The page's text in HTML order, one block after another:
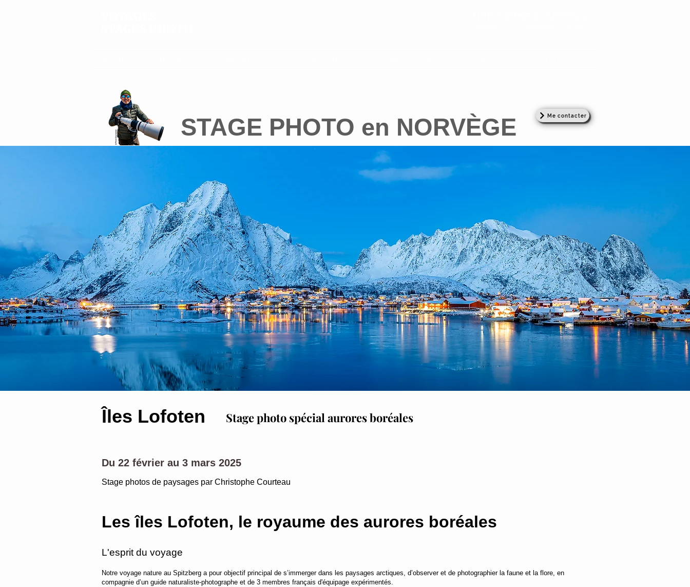
STAGE PHOTO en NORVÈGE
Îles Lofoten Stage photo spécial aurores boréales
Du 22 février au 3 mars 2025
Stage photos de paysages par Christophe Courteau
Les îles Lofoten, le royaume des aurores boréales
L'esprit du voyage
Notre voyage nature au Spitzberg a pour objectif principal de s’immerger dans les paysages arctiques, d’observer et de photographier la faune et la flore, en
compagnie d’un guide naturaliste-photographe et de 3 membres français d'équipage expérimentés.
Me contacter